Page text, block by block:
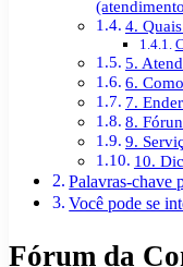
4.
5.
6.
7.
8.
9.
10.
Palavras-chave
Você pode se
Fórum da